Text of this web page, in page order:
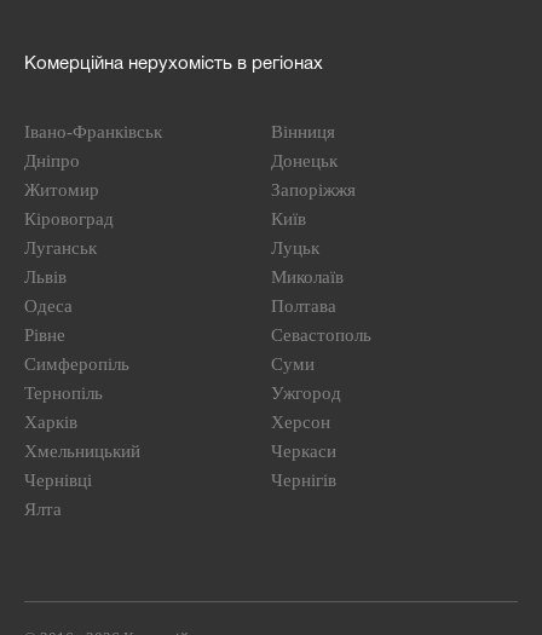
Комерційна нерухомість в регіонах
Івано-Франківськ
Вінниця
Дніпро
Донецьк
Житомир
Запоріжжя
Кіровоград
Київ
Луганськ
Луцьк
Львів
Миколаїв
Одеса
Полтава
Рівне
Севастополь
Симферопіль
Суми
Тернопіль
Ужгород
Харків
Херсон
Хмельницький
Черкаси
Чернівці
Чернігів
Ялта